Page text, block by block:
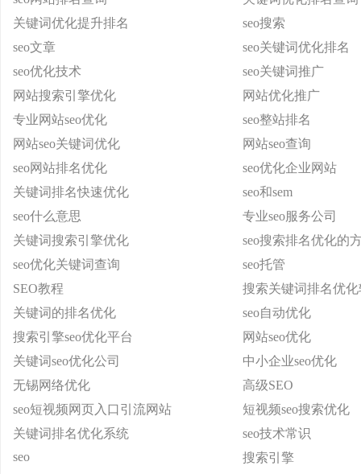
关键词优化提升排名
seo搜索
seo文章
seo关键词优化排名
seo优化技术
seo关键词推广
网站搜索引擎优化
网站优化推广
专业网站seo优化
seo整站排名
网站seo关键词优化
网站seo查询
seo网站排名优化
seo优化企业网站
关键词排名快速优化
seo和sem
seo什么意思
专业seo服务公司
关键词搜索引擎优化
seo搜索排名优化的
seo优化关键词查询
seo托管
SEO教程
搜索关键词排名优
关键词的排名优化
seo自动优化
搜索引擎seo优化平台
网站seo优化
关键词seo优化公司
中小企业seo优化
无锡网络优化
高级SEO
seo短视频网页入口引流网站
短视频seo搜索优化
关键词排名优化系统
seo技术常识
seo
搜索引擎